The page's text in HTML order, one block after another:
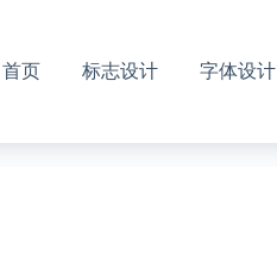
首页 标志设计 字体设计